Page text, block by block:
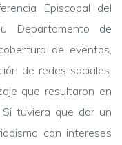
Episcopal del
Departamento de
de eventos,
de redes sociales.
que resultaron en
Si tuviera que dar un
con intereses